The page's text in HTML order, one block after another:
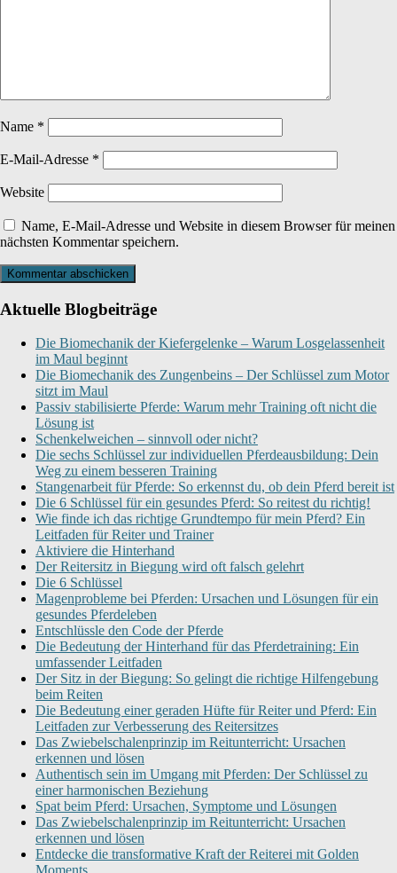
Name *
E-Mail-Adresse *
Website
Name, E-Mail-Adresse und Website in diesem Browser für meinen
nächsten Kommentar speichern.
Aktuelle Blogbeiträge
Die Biomechanik der Kiefergelenke – Warum Losgelassenheit
im Maul beginnt
Die Biomechanik des Zungenbeins – Der Schlüssel zum Motor
sitzt im Maul
Passiv stabilisierte Pferde: Warum mehr Training oft nicht die
Lösung ist
Schenkelweichen – sinnvoll oder nicht?
Die sechs Schlüssel zur individuellen Pferdeausbildung: Dein
Weg zu einem besseren Training
Stangenarbeit für Pferde: So erkennst du, ob dein Pferd bereit ist
Die 6 Schlüssel für ein gesundes Pferd: So reitest du richtig!
Wie finde ich das richtige Grundtempo für mein Pferd? Ein
Leitfaden für Reiter und Trainer
Aktiviere die Hinterhand
Der Reitersitz in Biegung wird oft falsch gelehrt
Die 6 Schlüssel
Magenprobleme bei Pferden: Ursachen und Lösungen für ein
gesundes Pferdeleben
Entschlüssle den Code der Pferde
Die Bedeutung der Hinterhand für das Pferdetraining: Ein
umfassender Leitfaden
Der Sitz in der Biegung: So gelingt die richtige Hilfengebung
beim Reiten
Die Bedeutung einer geraden Hüfte für Reiter und Pferd: Ein
Leitfaden zur Verbesserung des Reitersitzes
Das Zwiebelschalenprinzip im Reitunterricht: Ursachen
erkennen und lösen
Authentisch sein im Umgang mit Pferden: Der Schlüssel zu
einer harmonischen Beziehung
Spat beim Pferd: Ursachen, Symptome und Lösungen
Das Zwiebelschalenprinzip im Reitunterricht: Ursachen
erkennen und lösen
Entdecke die transformative Kraft der Reiterei mit Golden